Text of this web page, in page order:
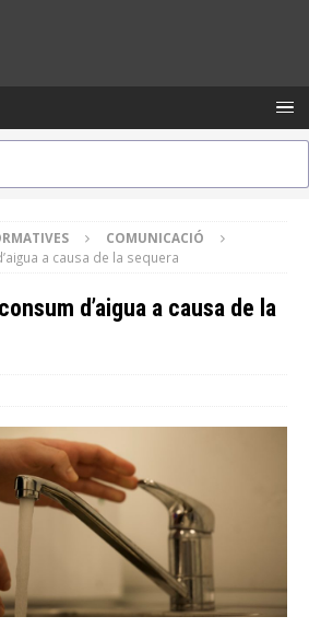
COMUNICACIÓ
a causa de la sequera
d’aigua a causa de la